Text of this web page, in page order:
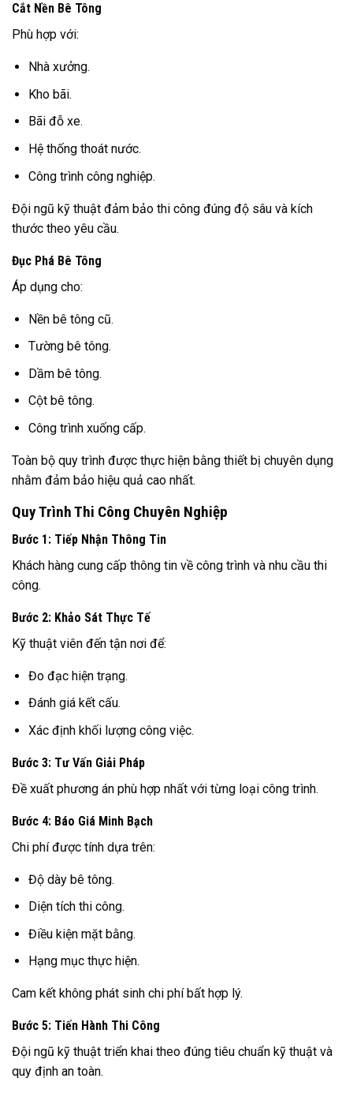
Cắt Nền Bê Tông
Phù hợp với:
Nhà xưởng.
Kho bãi.
Bãi đỗ xe.
Hệ thống thoát nước.
Công trình công nghiệp.
Đội ngũ kỹ thuật đảm bảo thi công đúng độ sâu và kích
thước theo yêu cầu.
Đục Phá Bê Tông
Áp dụng cho:
Nền bê tông cũ.
Tường bê tông.
Dầm bê tông.
Cột bê tông.
Công trình xuống cấp.
Toàn bộ quy trình được thực hiện bằng thiết bị chuyên dụng
nhằm đảm bảo hiệu quả cao nhất.
Quy Trình Thi Công Chuyên Nghiệp
Bước 1: Tiếp Nhận Thông Tin
Khách hàng cung cấp thông tin về công trình và nhu cầu thi
công.
Bước 2: Khảo Sát Thực Tế
Kỹ thuật viên đến tận nơi để:
Đo đạc hiện trạng.
Đánh giá kết cấu.
Xác định khối lượng công việc.
Bước 3: Tư Vấn Giải Pháp
Đề xuất phương án phù hợp nhất với từng loại công trình.
Bước 4: Báo Giá Minh Bạch
Chi phí được tính dựa trên:
Độ dày bê tông.
Diện tích thi công.
Điều kiện mặt bằng.
Hạng mục thực hiện.
Cam kết không phát sinh chi phí bất hợp lý.
Bước 5: Tiến Hành Thi Công
Đội ngũ kỹ thuật triển khai theo đúng tiêu chuẩn kỹ thuật và
quy định an toàn.